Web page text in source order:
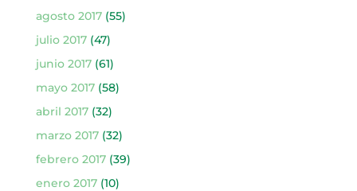
agosto 2017(55)
julio 2017(47)
junio 2017(61)
mayo 2017(58)
abril 2017(32)
marzo 2017(32)
febrero 2017(39)
enero 2017(10)